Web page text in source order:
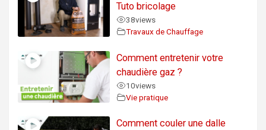
Tuto bricolage
38views
Travaux de Chauffage
Comment entretenir votre
chaudière gaz ?
10views
Vie pratique
Comment couler une dalle